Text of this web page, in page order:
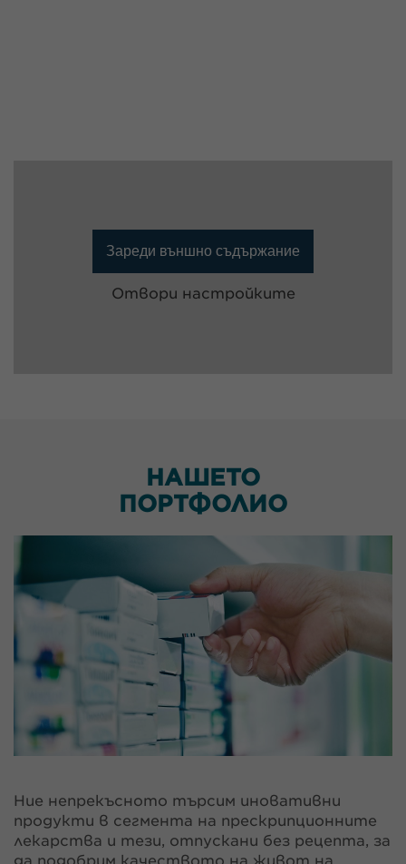
Зареди външно съдържание
Отвори настройките
НАШЕТО
ПОРТФОЛИО
Ние непрекъсното търсим иновативни
продукти в сегмента на прескрипционните
лекарства и тези, отпускани без рецепта, за
да подобрим качеството на живот на